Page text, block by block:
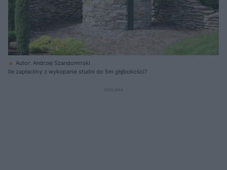
Autor: Andrzej Szandomirski
Ile zapłacimy z wykopanie studni do 5m głębokości?